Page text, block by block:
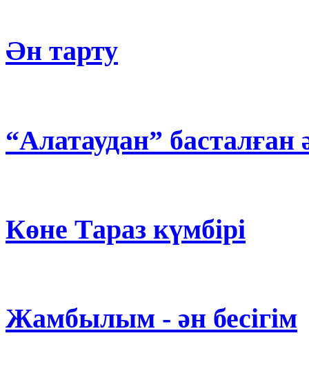
Ән тарту
“Алатаудан” басталған
Көне Тараз күмбірі
Жамбылым - ән бесігім